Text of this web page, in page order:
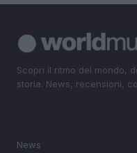
Scopri il ritmo del mondo,
storia. News, recensioni,
News